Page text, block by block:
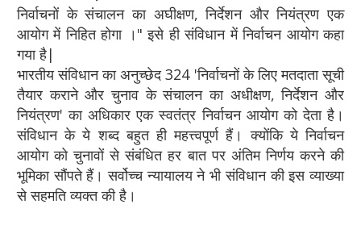
निर्वाचनों के संचालन का अघीक्षण, निर्देशन और नियंत्रण एक
आयोग में निहित होगा ।" इसे ही संविधान में निर्वाचन आयोग कहा
गया है|
भारतीय संविधान का अनुच्छेद 324 'निर्वाचनों के लिए मतदाता सूची
तैयार कराने और चुनाव के संचालन का अधीक्षण, निर्देशन और
नियंत्रण' का अधिकार एक स्वतंत्र निर्वाचन आयोग को देता है।
संविधान के ये शब्द बहुत ही महत्त्वपूर्ण हैं। क्योंकि ये निर्वाचन
आयोग को चुनावों से संबंधित हर बात पर अंतिम निर्णय करने की
भूमिका सौंपते हैं। सर्वोच्च न्यायालय ने भी संविधान की इस व्याख्या
से सहमति व्यक्त की है।